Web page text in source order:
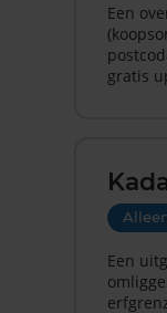
Een
gratis
Een